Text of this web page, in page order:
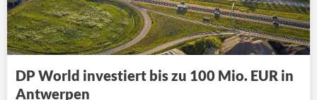
DP World investiert bis zu 100 Mio. EUR in
Antwerpen